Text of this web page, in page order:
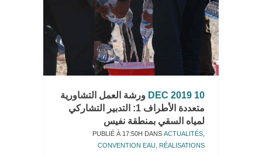
10 DEC 2019
ورشة العمل التشاورية
متعددة الأطراف 1: التدبير التشاركي
لمياه السقي بمنطقة نفيس
PUBLIÉ À 17:50H DANS ACTUALITÉS
CONVENTION EAU
RÉALISATIONS